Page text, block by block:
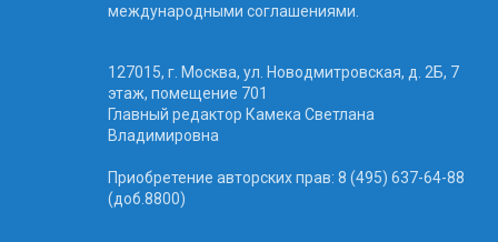
международными соглашениями.
127015, г. Москва, ул. Новодмитровская, д. 2Б, 7
этаж, помещение 701
Главный редактор Камека Светлана
Владимировна
Приобретение авторских прав: 8 (495) 637-64-88
(доб.8800)